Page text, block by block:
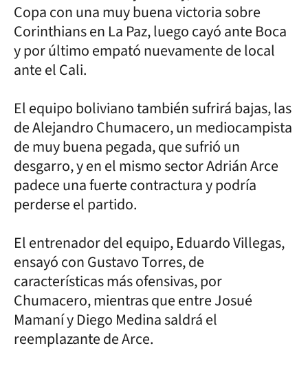
Copa con una muy buena victoria sobre
Corinthians en La Paz, luego cayó ante Boca
y por último empató nuevamente de local
ante el Cali.
El equipo boliviano también sufrirá bajas, las
de Alejandro Chumacero, un mediocampista
de muy buena pegada, que sufrió un
desgarro, y en el mismo sector Adrián Arce
padece una fuerte contractura y podría
perderse el partido.
El entrenador del equipo, Eduardo Villegas,
ensayó con Gustavo Torres, de
características más ofensivas, por
Chumacero, mientras que entre Josué
Mamaní y Diego Medina saldrá el
reemplazante de Arce.